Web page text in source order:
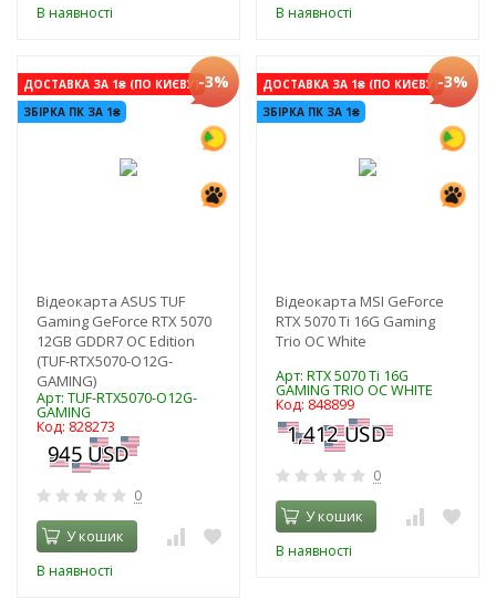
В наявності В наявності
ДОСТАВКА ЗА 1₴ (ПО КИЄВУ)
ЗБІРКА ПК ЗА 1₴
-3%
Відеокарта ASUS TUF
Gaming GeForce RTX 5070
12GB GDDR7 OC Edition
(TUF-RTX5070-O12G-
GAMING)
Арт: TUF-RTX5070-O12G-
GAMING
Код: 828273
0
У кошик
В наявності
ДОСТАВКА ЗА 1₴ (ПО КИЄВУ)
ЗБІРКА ПК ЗА 1₴
-3%
Відеокарта MSI GeForce
RTX 5070 Ti 16G Gaming
Trio OC White
Арт: RTX 5070 Ti 16G
GAMING TRIO OC WHITE
Код: 848899
0
У кошик
В наявності